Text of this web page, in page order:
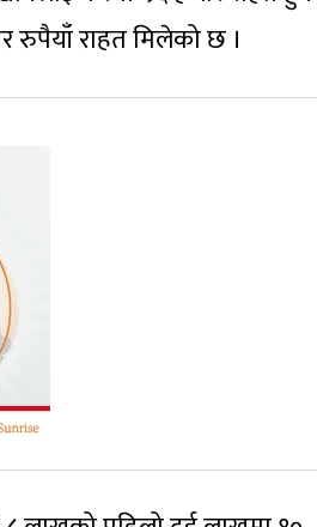
राहत मिलेको छ ।